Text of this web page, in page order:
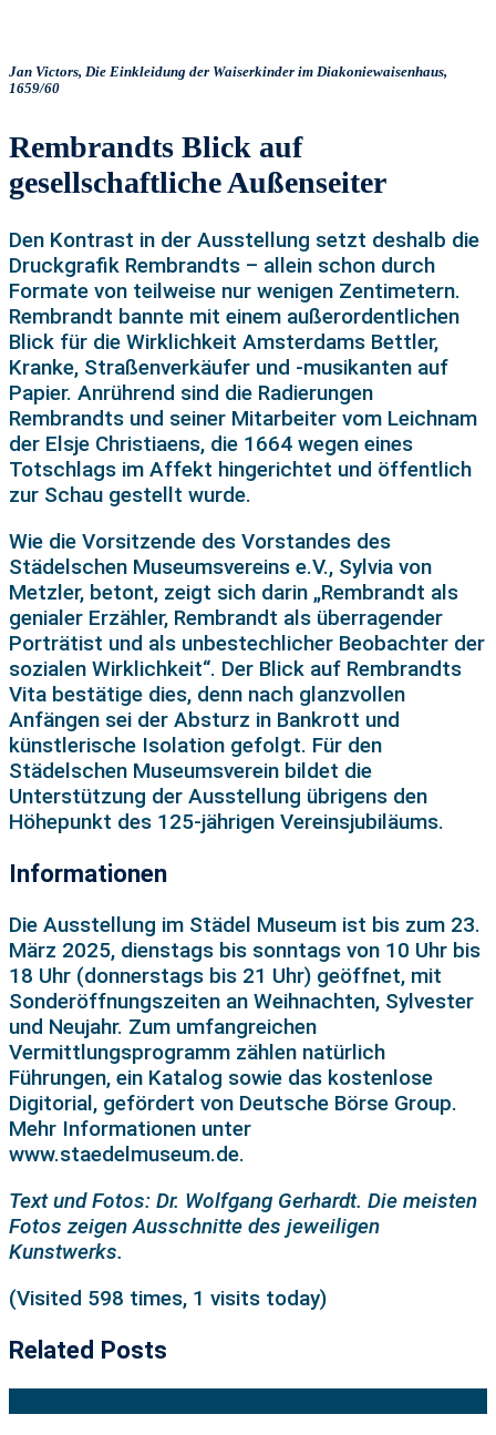
Jan Victors, Die Einkleidung der Waiserkinder im Diakoniewaisenhaus,
1659/60
Rembrandts Blick auf
gesellschaftliche Außenseiter
Den Kontrast in der Ausstellung setzt deshalb die
Druckgrafik Rembrandts – allein schon durch
Formate von teilweise nur wenigen Zentimetern.
Rembrandt bannte mit einem außerordentlichen
Blick für die Wirklichkeit Amsterdams Bettler,
Kranke, Straßenverkäufer und -musikanten auf
Papier. Anrührend sind die Radierungen
Rembrandts und seiner Mitarbeiter vom Leichnam
der Elsje Christiaens, die 1664 wegen eines
Totschlags im Affekt hingerichtet und öffentlich
zur Schau gestellt wurde.
Wie die Vorsitzende des Vorstandes des
Städelschen Museumsvereins e.V., Sylvia von
Metzler, betont, zeigt sich darin „Rembrandt als
genialer Erzähler, Rembrandt als überragender
Porträtist und als unbestechlicher Beobachter der
sozialen Wirklichkeit“. Der Blick auf Rembrandts
Vita bestätige dies, denn nach glanzvollen
Anfängen sei der Absturz in Bankrott und
künstlerische Isolation gefolgt. Für den
Städelschen Museumsverein bildet die
Unterstützung der Ausstellung übrigens den
Höhepunkt des 125-jährigen Vereinsjubiläums.
Informationen
Die Ausstellung im Städel Museum ist bis zum 23.
März 2025, dienstags bis sonntags von 10 Uhr bis
18 Uhr (donnerstags bis 21 Uhr) geöffnet, mit
Sonderöffnungszeiten an Weihnachten, Sylvester
und Neujahr. Zum umfangreichen
Vermittlungsprogramm zählen natürlich
Führungen, ein Katalog sowie das kostenlose
Digitorial, gefördert von Deutsche Börse Group.
Mehr Informationen unter
www.staedelmuseum.de.
Text und Fotos: Dr. Wolfgang Gerhardt. Die meisten
Fotos zeigen Ausschnitte des jeweiligen
Kunstwerks.
(Visited 598 times, 1 visits today)
Related Posts